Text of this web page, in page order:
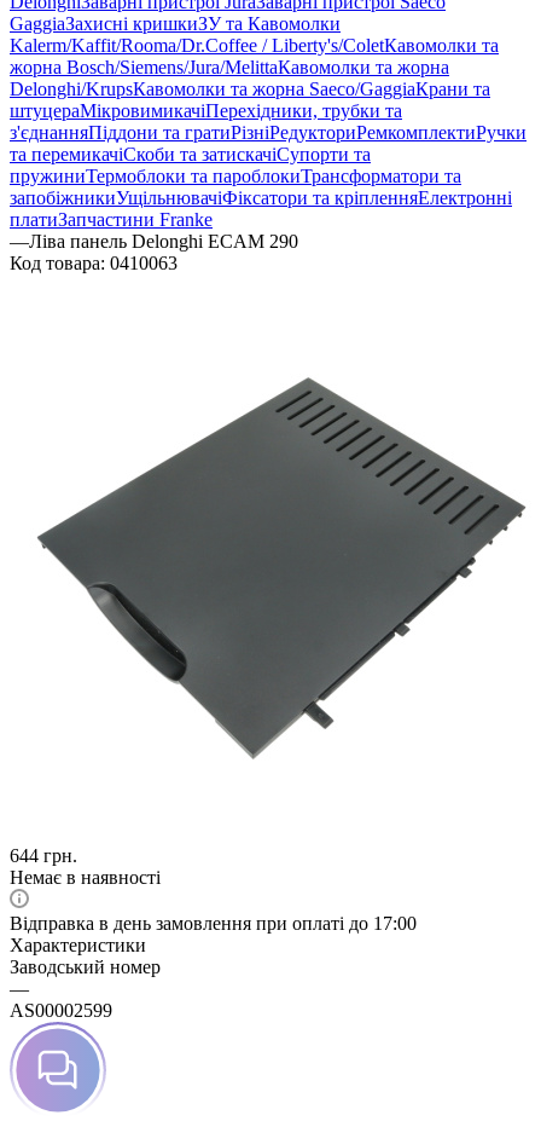
GaggiaЗахисні кришкиЗУ та Кавомолки
Kalerm/Kaffit/Rooma/Dr.Coffee / Liberty's/ColetКавомолки та
жорна Bosch/Siemens/Jura/MelittaКавомолки та жорна
Delonghi/KrupsКавомолки та жорна Saeco/GaggiaКрани та
штуцераМікровимикачіПерехідники, трубки та
з'єднанняПіддони та гратиРізніРедукториРемкомплектиРучки
та перемикачіСкоби та затискачіСупорти та
пружиниТермоблоки та пароблокиТрансформатори та
запобіжникиУщільнювачіФіксатори та кріпленняЕлектронні
платиЗапчастини Franke
—Ліва панель Delonghi ECAM 290
Код товара: 0410063
644 грн.
Немає в наявності
Відправка в день замовлення при оплаті до 17:00
Характеристики
Заводський номер
—
AS00002599